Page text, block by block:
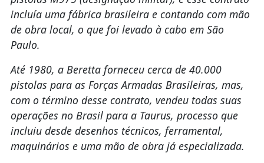
incluía uma fábrica brasileira e contando com mão
de obra local, o que foi levado à cabo em São
Paulo.
Até 1980, a Beretta forneceu cerca de 40.000
pistolas para as Forças Armadas Brasileiras, mas,
com o término desse contrato, vendeu todas suas
operações no Brasil para a Taurus, processo que
incluiu desde desenhos técnicos, ferramental,
maquinários e uma mão de obra já especializada.